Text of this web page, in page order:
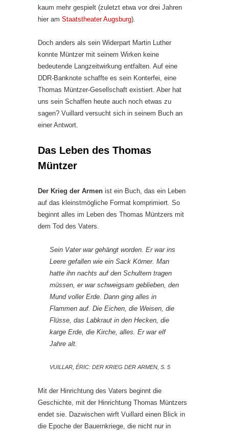
kaum mehr gespielt (zuletzt etwa vor drei Jahren
hier am Staatstheater Augsburg).
Doch anders als sein Widerpart Martin Luther
konnte Müntzer mit seinem Wirken keine
bedeutende Langzeitwirkung entfalten. Auf eine
DDR-Banknote schaffte es sein Konterfei, eine
Thomas Müntzer-Gesellschaft existiert. Aber hat
uns sein Schaffen heute auch noch etwas zu
sagen? Vuillard versucht sich in seinem Buch an
einer Antwort.
Das Leben des Thomas
Müntzer
Der Krieg der Armen ist ein Buch, das ein Leben
auf das kleinstmögliche Format komprimiert. So
beginnt alles im Leben des Thomas Müntzers mit
dem Tod des Vaters.
Sein Vater war gehängt worden. Er war ins
Leere gefallen wie ein Sack Körner. Man
hatte ihn nachts auf den Schultern tragen
müssen, er war schweigsam geblieben, den
Mund voller Erde. Dann ging alles in
Flammen auf. Die Eichen, die Weisen, die
Flüsse, das Labkraut in den Hecken, die
karge Erde, die Kirche, alles. Er war elf
Jahre alt.
VUILLAR, ÉRIC: DER KRIEG DER ARMEN, S. 5
Mit der Hinrichtung des Vaters beginnt die
Geschichte, mit der Hinrichtung Thomas Müntzers
endet sie. Dazwischen wirft Vuillard einen Blick in
die Epoche der Bauernkriege, die nicht nur in